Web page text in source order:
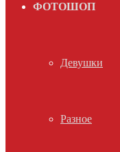
ФОТОШОП
Девушки
Разное